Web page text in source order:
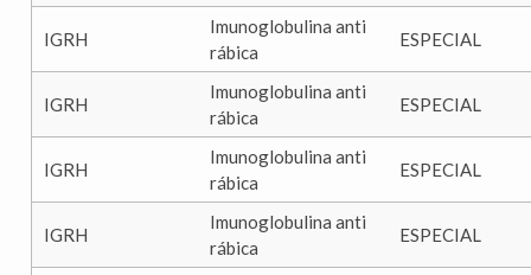
IGRH
Imunoglobulina anti
rábica
ESPECIAL
IGRH
Imunoglobulina anti
rábica
ESPECIAL
IGRH
Imunoglobulina anti
rábica
ESPECIAL
IGRH
Imunoglobulina anti
rábica
ESPECIAL